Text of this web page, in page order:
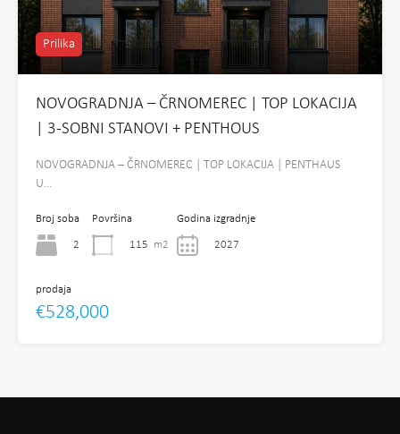
Prilika
NOVOGRADNJA – ČRNOMEREC | TOP LOKACIJA
| 3-SOBNI STANOVI + PENTHOUS
NOVOGRADNJA – ČRNOMEREC | TOP LOKACIJA | PENTHAUS
U…
Broj soba
2
Površina
115 m2
Godina izgradnje
2027
prodaja
€528,000